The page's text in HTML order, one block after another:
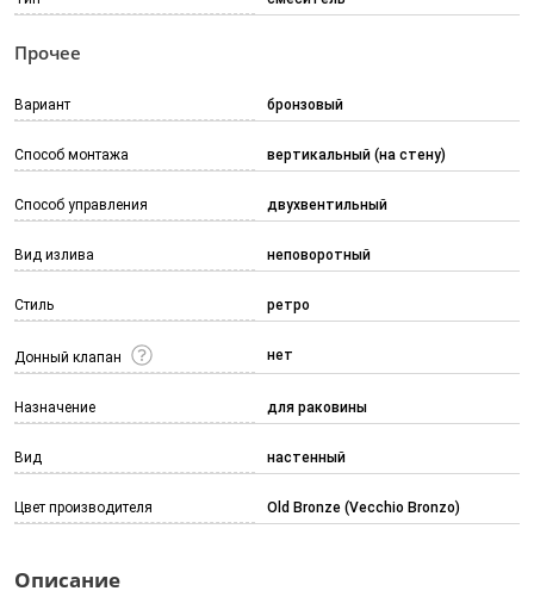
Прочее
Вариант бронзовый
Способ монтажа вертикальный (на стену)
Способ управления двухвентильный
Вид излива неповоротный
Стиль ретро
Донный клапан нет
Назначение для раковины
Вид настенный
Цвет производителя Old Bronze (Vecchio Bronzo)
Описание